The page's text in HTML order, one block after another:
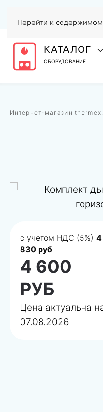
Перейти к
СТАТЬИ И
КАТАЛОГ
ОБОРУДОВАНИЕ
Интернет-магазин
с учетом НДС (5%) 4
830 руб
4 600
РУБ
Цена актуальна
07.08.2026